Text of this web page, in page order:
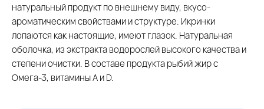
натуральный продукт по внешнему виду, вкусо-
ароматическим свойствами и структуре. Икринки
лопаются как настоящие, имеют глазок. Натуральная
оболочка, из экстракта водорослей высокого качества и
степени очистки. В составе продукта рыбий жир с
Омега-3, витамины А и D.